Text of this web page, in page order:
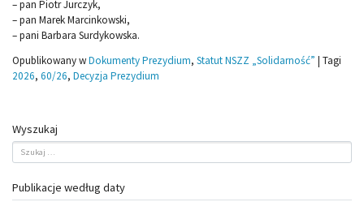
– pan Piotr Jurczyk,
– pan Marek Marcinkowski,
– pani Barbara Surdykowska.
Opublikowany wDokumenty Prezydium, Statut NSZZ „Solidarność” | Tagi
2026, 60/26, Decyzja Prezydium
Wyszukaj
Publikacje według daty